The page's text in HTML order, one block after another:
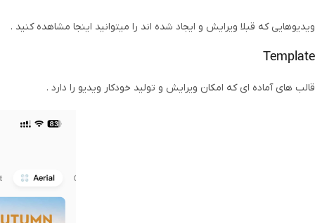
ویدیوهایی که قبلا ویرایش و ایجاد شده اند را میتوانید اینجا مشاهده کنید .
Template
قالب های آماده ای که امکان ویرایش و تولید خودکار ویدیو را دارد .
WhatsApp
Telegram